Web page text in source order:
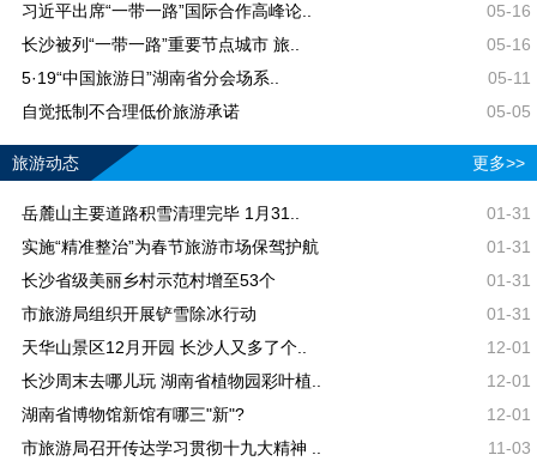
习近平出席“一带一路”国际合作高峰论..
05-16
长沙被列“一带一路”重要节点城市 旅..
05-16
5·19“中国旅游日”湖南省分会场系..
05-11
自觉抵制不合理低价旅游承诺
05-05
旅游动态 更多>>
岳麓山主要道路积雪清理完毕 1月31..
01-31
实施“精准整治”为春节旅游市场保驾护航
01-31
长沙省级美丽乡村示范村增至53个
01-31
市旅游局组织开展铲雪除冰行动
01-31
天华山景区12月开园 长沙人又多了个..
12-01
长沙周末去哪儿玩 湖南省植物园彩叶植..
12-01
湖南省博物馆新馆有哪三"新"?
12-01
市旅游局召开传达学习贯彻十九大精神 ..
11-03